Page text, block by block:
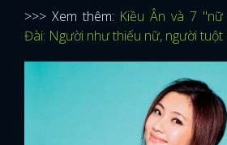
>>> Xem thêm: Kiều Ân và 7
Đài: Người như thiếu nữ, người tuột